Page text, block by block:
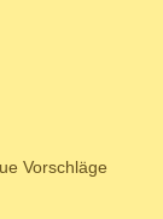
Vorschläge